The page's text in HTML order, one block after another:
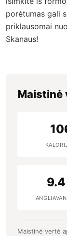
porėtumas gali
priklausomai
Skanaus!
Maistinė
9.4
Maistinė vertė